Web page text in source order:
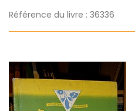
Référence du livre : 36336